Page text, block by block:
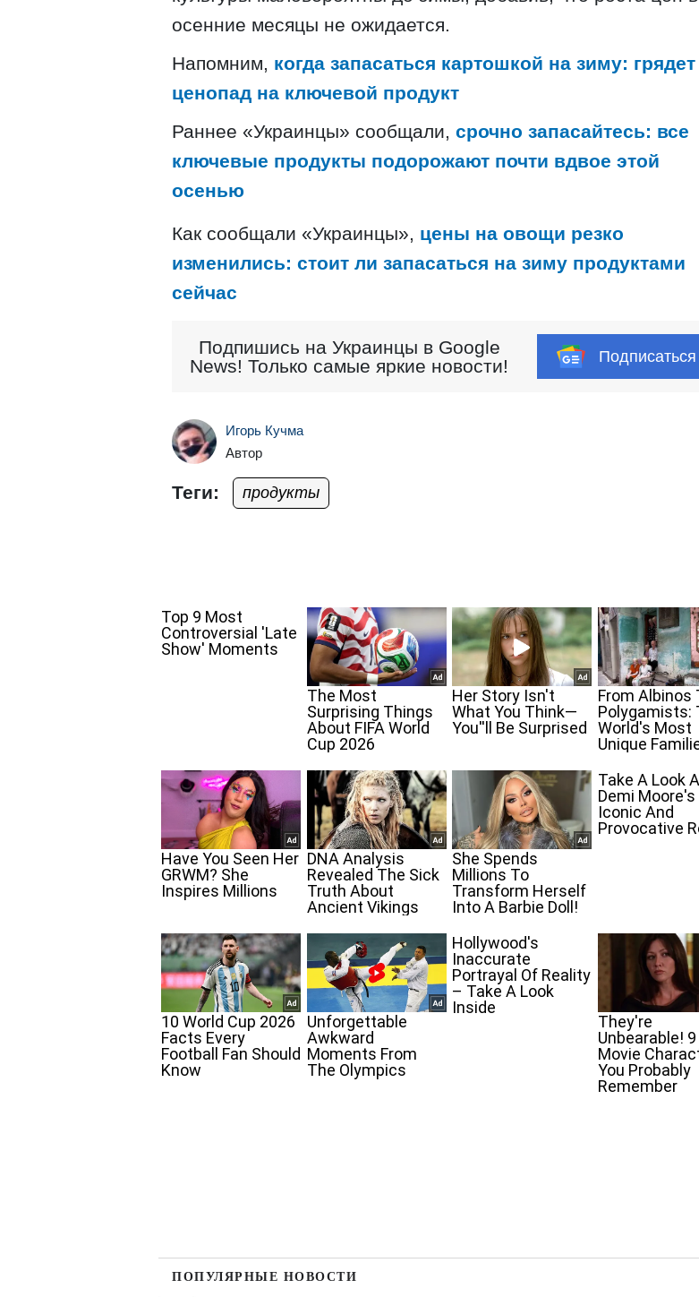
осенние месяцы не ожидается.
Напомним, когда запасаться картошкой на зиму: грядет
ценопад на ключевой продукт
Раннее «Украинцы» сообщали, срочно запасайтесь: все
ключевые продукты подорожают почти вдвое этой
осенью
Как сообщали «Украинцы», цены на овощи резко
изменились: стоит ли запасаться на зиму продуктами
сейчас
Подпишись на Украинцы в Google
News! Только самые яркие новости!
Подписаться
Игорь Кучма
Автор
Теги: продукты
ПОПУЛЯРНЫЕ НОВОСТИ